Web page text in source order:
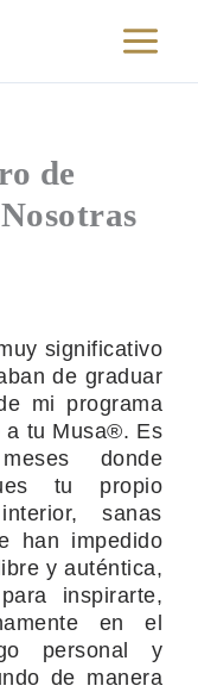
de
significativo
de graduar
mi programa
a tu Musa®. Es
donde
tu propio
sanas
han impedido
y auténtica,
inspirarte,
en el
personal y
de manera